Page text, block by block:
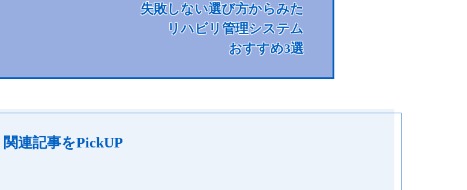
失敗しない選び方からみた
リハビリ管理システム
おすすめ3選
関連記事をPickUP